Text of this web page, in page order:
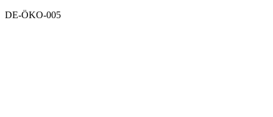
DE-ÖKO-005